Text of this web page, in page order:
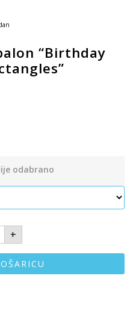
“Birthday
odabrano
+